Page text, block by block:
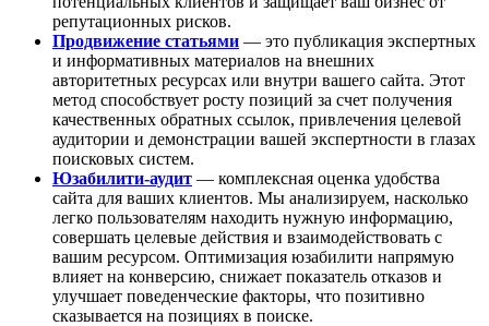
репутационных рисков.
Продвижение статьями — это публикация экспертных
и информативных материалов на внешних
авторитетных ресурсах или внутри вашего сайта. Этот
метод способствует росту позиций за счет получения
качественных обратных ссылок, привлечения целевой
аудитории и демонстрации вашей экспертности в глазах
поисковых систем.
Юзабилити-аудит — комплексная оценка удобства
сайта для ваших клиентов. Мы анализируем, насколько
легко пользователям находить нужную информацию,
совершать целевые действия и взаимодействовать с
вашим ресурсом. Оптимизация юзабилити напрямую
влияет на конверсию, снижает показатель отказов и
улучшает поведенческие факторы, что позитивно
сказывается на позициях в поиске.